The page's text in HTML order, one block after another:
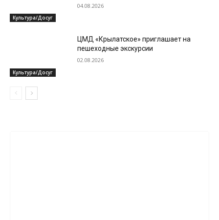
Культура/Досуг
04.08.2026
Культура/Досуг
ЦМД «Крылатское» приглашает на
пешеходные экскурсии
02.08.2026